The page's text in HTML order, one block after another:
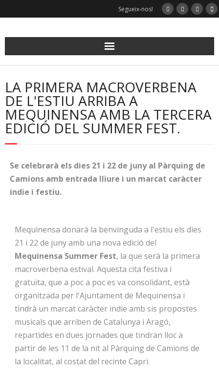
Segueix-nos!
LA PRIMERA MACROVERBENA
DE L'ESTIU ARRIBA A
MEQUINENSA AMB LA TERCERA
EDICIÓ DEL SUMMER FEST.
Se celebrarà els dies 21 i 22 de juny al Pàrquing de
Camions amb entrada lliure i un marcat caràcter
indie i festiu.
Mequinensa donarà la benvinguda a l'estiu els dies
21 i 22 de juny amb una nova edició del
Mequinensa Summer Fest, la que serà la primera
macroverbena estival. Aquesta cita festiva i
gratuïta, que a poc a poc es va consolidant, està
organitzada per l'Ajuntament de Mequinensa i
tindrà un marcat caràcter indie amb sis propostes
musicals que arriben de Catalunya i Aragó,
repartides en dues jornades que tindran lloc a
partir de les 11 de la nit al Pàrquing de Camions de
la localitat, al costat del recinte Capri.